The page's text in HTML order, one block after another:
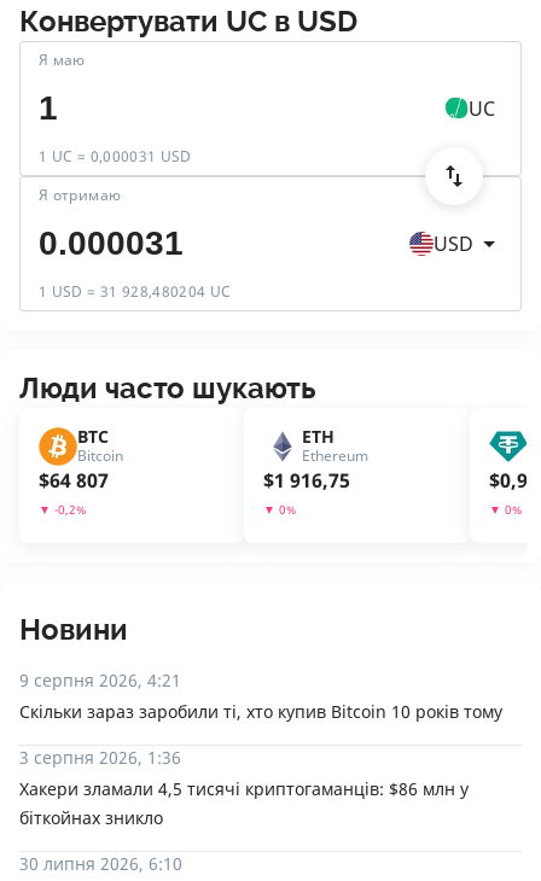
Конвертувати UC в USD
Я маю
1 UC = 0,000031 USD
UC
Я отримаю
1 USD = 31 928,480204 UC
USD
Люди часто шукають
BTC
Bitcoin
$64 807
▼ -0,2%
ETH
Ethereum
$1 916,75
▼ 0%
$
▼ 0%
Новини
9 серпня 2026, 4:21
Скільки зараз заробили ті, хто купив Bitcoin 10 років тому
3 серпня 2026, 1:36
Хакери зламали 4,5 тисячі криптогаманців: $86 млн у
біткойнах зникло
30 липня 2026, 6:10